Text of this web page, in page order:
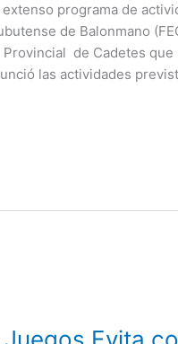
programa de
de Balonmano
de Cadetes
las actividades